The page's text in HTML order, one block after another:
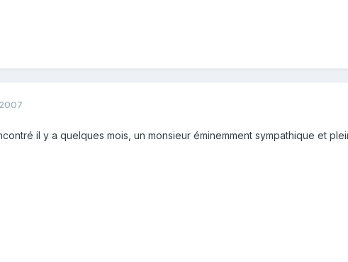
il y a quelques mois, un monsieur éminemment sympathique et